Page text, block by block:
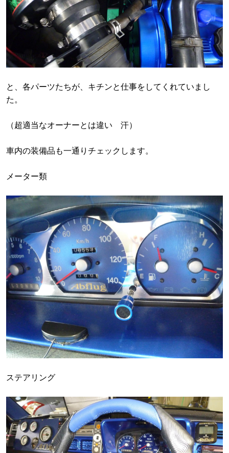
と、各パーツたちが、キチンと仕事をしてくれていまし
た。
（超適当なオーナーとは違い 汗）
車内の装備品も一通りチェックします。
メーター類
ステアリング